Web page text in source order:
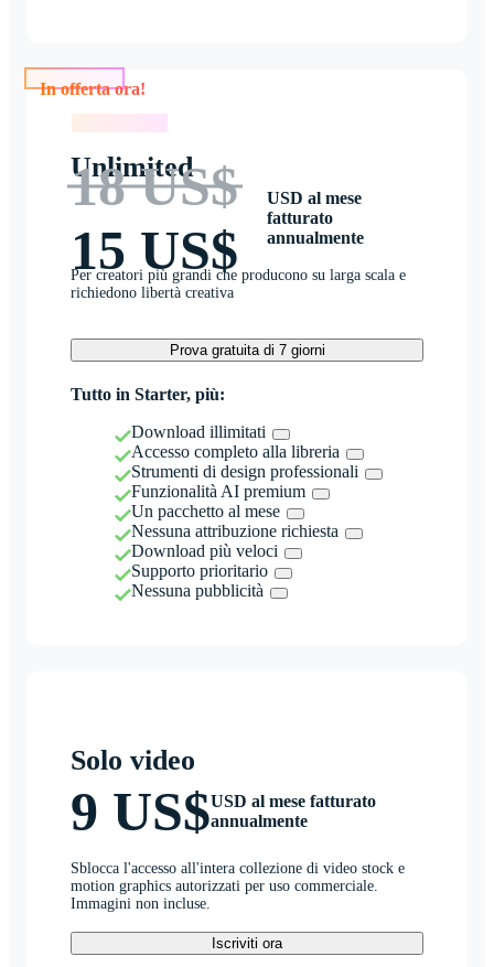
Unlimited
18 US$
15 US$
USD al mese
fatturato
annualmente
Per creatori più grandi che producono su larga scala e
richiedono libertà creativa
Prova gratuita di 7 giorni
Tutto in Starter, più:
Download illimitati
Accesso completo alla libreria
Strumenti di design professionali
Funzionalità AI premium
Un pacchetto al mese
Nessuna attribuzione richiesta
Download più veloci
Supporto prioritario
Nessuna pubblicità
Solo video
9 US$USD al mese fatturato
annualmente
Sblocca l'accesso all'intera collezione di video stock e
motion graphics autorizzati per uso commerciale.
Immagini non incluse.
Iscriviti ora